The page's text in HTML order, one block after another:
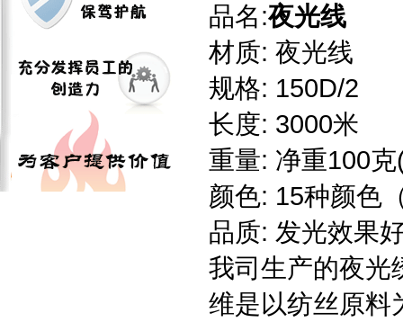
品名:夜光线
材质: 夜光线
规格: 150D/2
长度: 3000米
重量: 净重100
颜色: 15种颜色
品质: 发光效果
我司生产的夜光
维是以纺丝原料